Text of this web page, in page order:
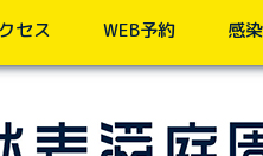
セス WEB予約 感